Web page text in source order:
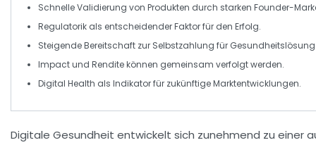
Schnelle Validierung von Produkten durch starken Founder-
Regulatorik als entscheidenderFaktorfür den Erfolg.
Steigende Bereitschaft zur Selbstzahlung für
Impactund Renditekönnen gemeinsam verfolgt werden.
Digital Health als Indikatorfür zukünftigeMarktentwicklungen.
Digitale Gesundheit entwickelt sich zunehmend zu einer